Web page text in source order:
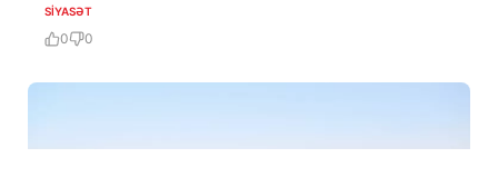
SIYASƏT
0 0